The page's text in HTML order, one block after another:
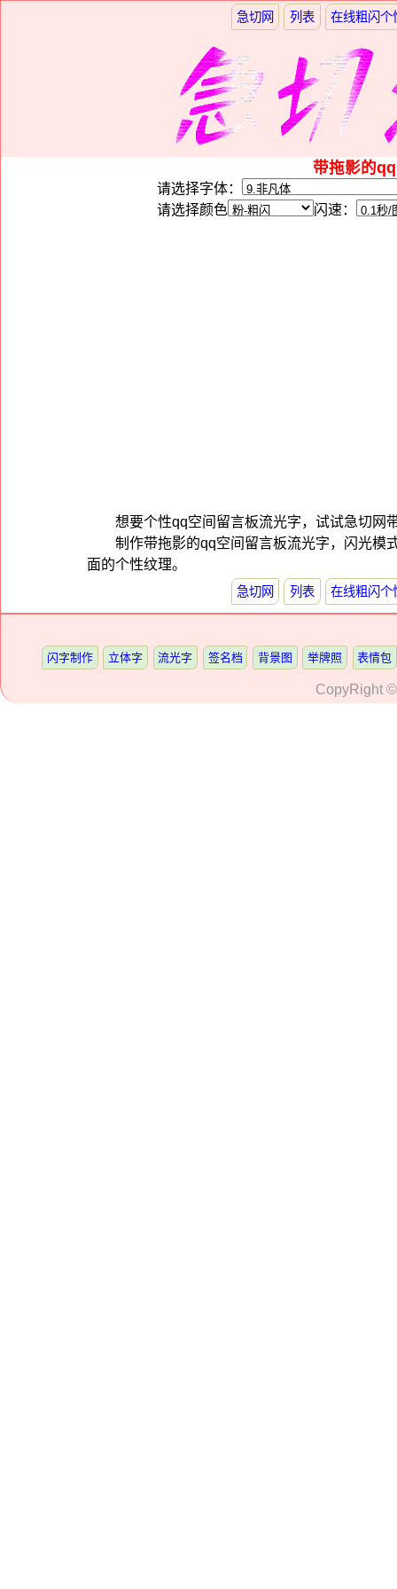
急切网 列表 在线粗闪个
带拖影的
请选择字体：
请选择颜色
闪速：
想要个性qq空间留言板流光字，试试急切
制作带拖影的qq空间留言板流光字，闪光模
面的个性纹理。
急切网 列表 在线粗闪个
闪字制作 立体字 流光字 签名档 背景图 举牌照 表情包
CopyRight